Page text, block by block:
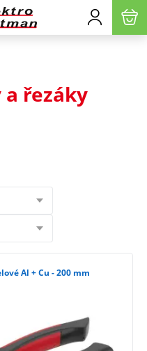
a řezáky
Al + Cu - 200 mm